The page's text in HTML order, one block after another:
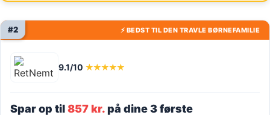
⚡ BEDST TIL DEN TRAVLE BØRNEFAMILIE
#2
9.1/10 ★★★★★
Spar op til857 kr.på dine 3 første